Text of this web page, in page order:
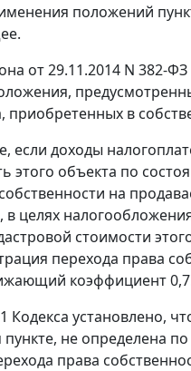
положений
от 29.11.2014 N
в
если доходы
объекта по
на
стоимости
перехода права
коэффициент
установлено,
не определена
права